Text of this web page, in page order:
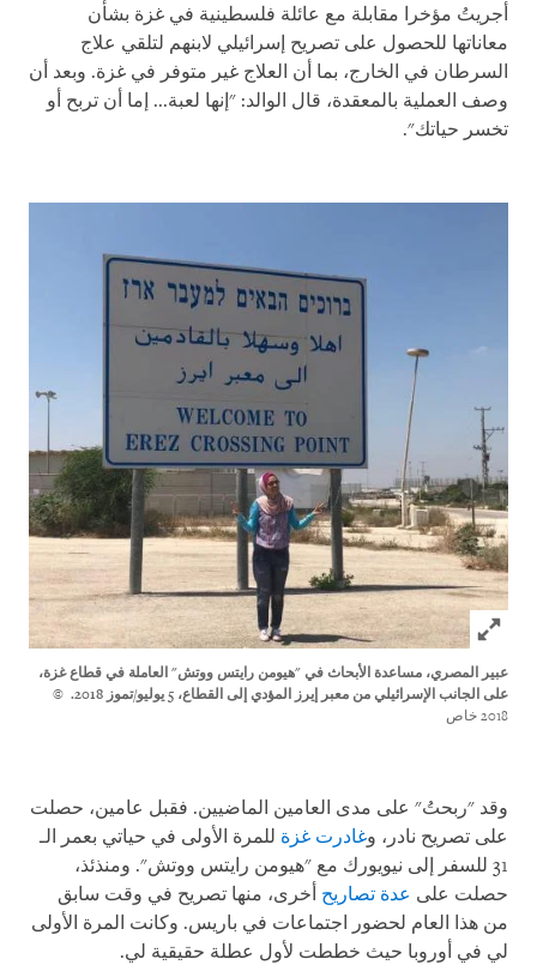
أجريتُ مؤخرا مقابلة مع عائلة فلسطينية في غزة بشأن
معاناتها للحصول على تصريح إسرائيلي لابنهم لتلقي علاج
السرطان في الخارج، بما أن العلاج غير متوفر في غزة. وبعد أن
وصف العملية بالمعقدة، قال الوالد: "إنها لعبة... إما أن تربح أو
تخسر حياتك".
Click to expand Image
عبير المصري، مساعدة الأبحاث في "هيومن رايتس ووتش" العاملة في قطاع غزة،
على الجانب الإسرائيلي من معبر إيرز المؤدي إلى القطاع، 5 يوليو/تموز 2018.
©
2018 خاص
وقد "ربحتُ" على مدى العامين الماضيين. فقبل عامين، حصلت
على تصريح نادر، وغادرت غزة للمرة الأولى في حياتي بعمر الـ
31 للسفر إلى نيويورك مع "هيومن رايتس ووتش". ومنذئذ،
حصلت على عدة تصاريح أخرى، منها تصريح في وقت سابق
من هذا العام لحضور اجتماعات في باريس. وكانت المرة الأولى
لي في أوروبا حيث خططت لأول عطلة حقيقية لي.